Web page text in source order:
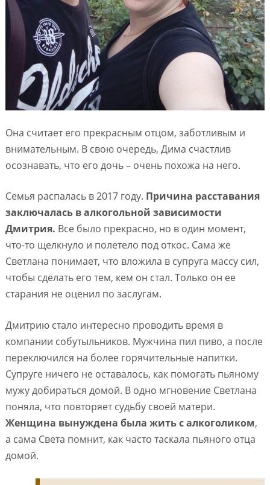
Она считает его прекрасным отцом, заботливым и
внимательным. В свою очередь, Дима счастлив
осознавать, что его дочь – очень похожа на него.
Семья распалась в 2017 году. Причина расставания
заключалась в алкогольной зависимости
Дмитрия. Все было прекрасно, но в один момент,
что-то щелкнуло и полетело под откос. Сама же
Светлана понимает, что вложила в супруга массу сил,
чтобы сделать его тем, кем он стал. Только он ее
старания не оценил по заслугам.
Дмитрию стало интересно проводить время в
компании собутыльников. Мужчина пил пиво, а после
переключился на более горячительные напитки.
Супруге ничего не оставалось, как помогать пьяному
мужу добираться домой. В одно мгновение Светлана
поняла, что повторяет судьбу своей матери.
Женщина вынуждена была жить с алкоголиком,
а сама Света помнит, как часто таскала пьяного отца
домой.